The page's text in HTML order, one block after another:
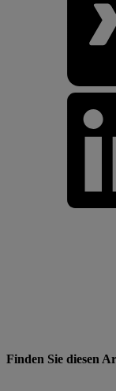
Finden Sie diesen